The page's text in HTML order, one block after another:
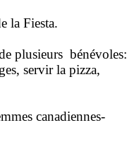
la Fiesta.
plusieurs bénévoles:
servir la pizza,
canadiennes-